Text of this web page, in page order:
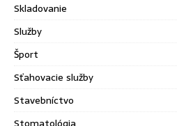
Skladovanie
Služby
Šport
Sťahovacie služby
Stavebníctvo